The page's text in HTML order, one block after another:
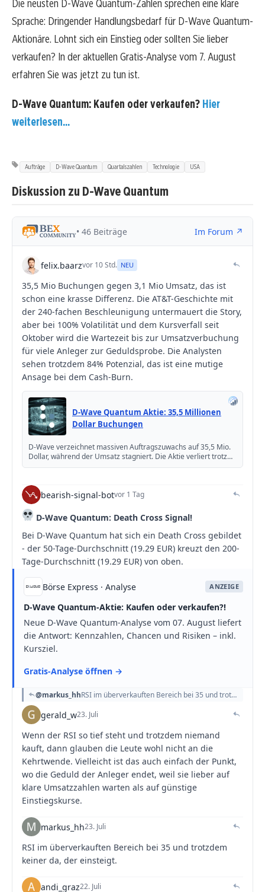
Die neusten D-Wave Quantum-Zahlen sprechen eine klare
Sprache: Dringender Handlungsbedarf für D-Wave Quantum-
Aktionäre. Lohnt sich ein Einstieg oder sollten Sie lieber
verkaufen? In der aktuellen Gratis-Analyse vom 7. August
erfahren Sie was jetzt zu tun ist.
D-Wave Quantum: Kaufen oder verkaufen? Hier
weiterlesen...
Aufträge D-Wave Quantum Quartalszahlen Technologie USA
Diskussion zu D-Wave Quantum